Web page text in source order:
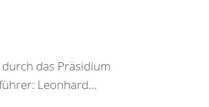
das Präsidium
Leonhard...